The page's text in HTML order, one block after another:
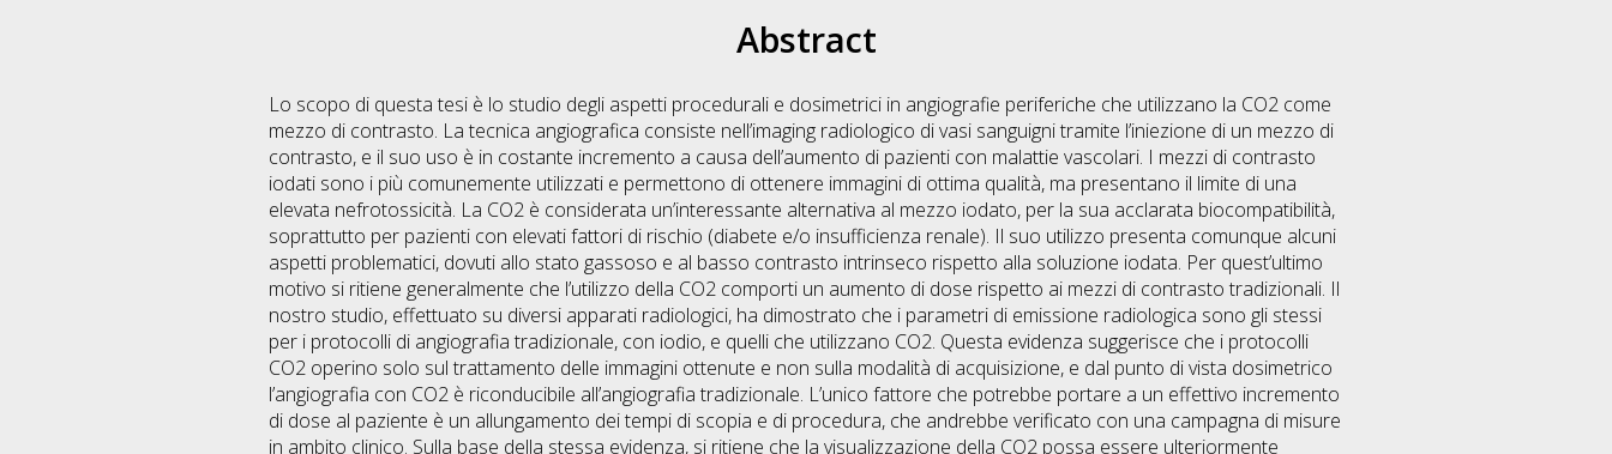
Abstract
Lo scopo di questa tesi è lo studio degli aspetti procedurali e dosimetrici in angiografie periferiche che utilizzano la CO2 come
mezzo di contrasto. La tecnica angiografica consiste nell’imaging radiologico di vasi sanguigni tramite l’iniezione di un mezzo di
contrasto, e il suo uso è in costante incremento a causa dell’aumento di pazienti con malattie vascolari. I mezzi di contrasto
iodati sono i più comunemente utilizzati e permettono di ottenere immagini di ottima qualità, ma presentano il limite di una
elevata nefrotossicità. La CO2 è considerata un’interessante alternativa al mezzo iodato, per la sua acclarata biocompatibilità,
soprattutto per pazienti con elevati fattori di rischio (diabete e/o insufficienza renale). Il suo utilizzo presenta comunque alcuni
aspetti problematici, dovuti allo stato gassoso e al basso contrasto intrinseco rispetto alla soluzione iodata. Per quest’ultimo
motivo si ritiene generalmente che l’utilizzo della CO2 comporti un aumento di dose rispetto ai mezzi di contrasto tradizionali. Il
nostro studio, effettuato su diversi apparati radiologici, ha dimostrato che i parametri di emissione radiologica sono gli stessi
per i protocolli di angiografia tradizionale, con iodio, e quelli che utilizzano CO2. Questa evidenza suggerisce che i protocolli
CO2 operino solo sul trattamento delle immagini ottenute e non sulla modalità di acquisizione, e dal punto di vista dosimetrico
l’angiografia con CO2 è riconducibile all’angiografia tradizionale. L’unico fattore che potrebbe portare a un effettivo incremento
di dose al paziente è un allungamento dei tempi di scopia e di procedura, che andrebbe verificato con una campagna di misure
in ambito clinico. Sulla base della stessa evidenza, si ritiene che la visualizzazione della CO2 possa essere ulteriormente